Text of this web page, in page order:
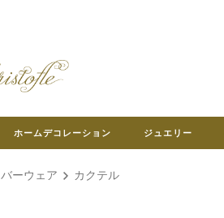
ホームデコレーション ジュエリー
バーウェア カクテル